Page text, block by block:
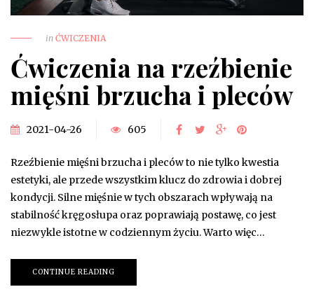
in ĆWICZENIA
Ćwiczenia na rzeźbienie
mięśni brzucha i pleców
2021-04-26 605
Rzeźbienie mięśni brzucha i pleców to nie tylko kwestia
estetyki, ale przede wszystkim klucz do zdrowia i dobrej
kondycji. Silne mięśnie w tych obszarach wpływają na
stabilność kręgosłupa oraz poprawiają postawę, co jest
niezwykle istotne w codziennym życiu. Warto więc…
CONTINUE READING